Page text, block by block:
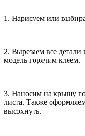
1. Нарисуем или
2. Вырезаем все
модель горячим клеем.
3. Наносим на крышу
листа. Также
высохнуть.